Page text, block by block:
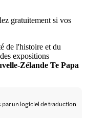
gratuitement si vos
de l'histoire et du
expositions
Zélande Te Papa
par un logiciel de traduction